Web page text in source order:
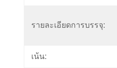
รายละเอียดการบรรจุ:
เน้น: